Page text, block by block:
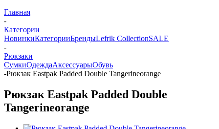
Главная
-
Категории
НовинкиКатегорииБрендыLefrik CollectionSALE
-
Рюкзаки
СумкиОдеждаАксессуарыОбувь
-Рюкзак Eastpak Padded Double Tangerineorange
Рюкзак Eastpak Padded Double
Tangerineorange